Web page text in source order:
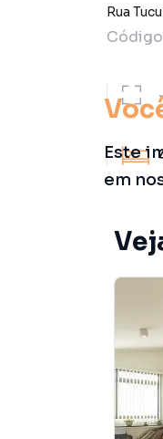
Este
em
Rua